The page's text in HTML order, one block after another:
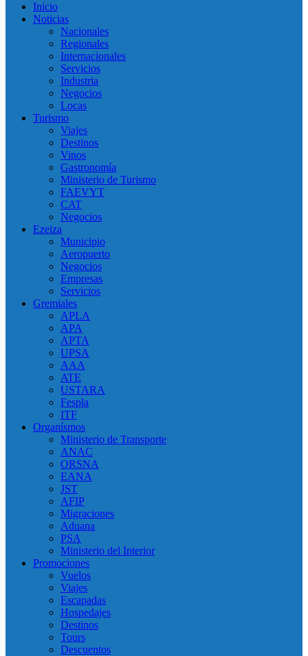
Inicio
Noticias
Nacionales
Regionales
Internacionales
Servicios
Industria
Negocios
Locas
Turismo
Viajes
Destinos
Vinos
Gastronomía
Ministerio de Turismo
FAEVYT
CAT
Negocios
Ezeiza
Municipio
Aeropuerto
Negocios
Empresas
Servicios
Gremiales
APLA
APA
APTA
UPSA
AAA
ATE
USTARA
Fespla
ITF
Organísmos
Ministerio de Transporte
ANAC
ORSNA
EANA
JST
AFIP
Migraciones
Aduana
PSA
Ministerio del Interior
Promociones
Vuelos
Viajes
Escapadas
Hospedajes
Destinos
Tours
Descuentos